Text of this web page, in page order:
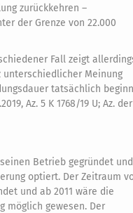
zurückkehren –
der Grenze von 22.000
Fall zeigt
unterschiedlicher Meinung
tatsächlich
Az. 5 K 1768/19 U; Az. der
Betrieb gegründet und
optiert. Der Zeitraum
und ab 2011 wäre die
möglich gewesen. Der